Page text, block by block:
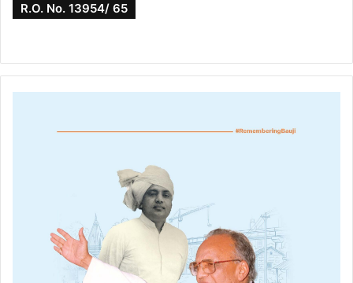
R.O. No. 13954/ 65